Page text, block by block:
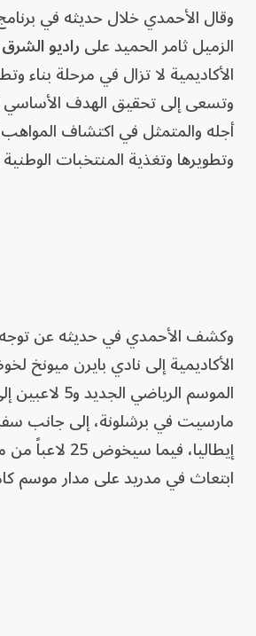
وقال الأحمدي خلال حديثه في
الزميل ثامر الحميد علىراديو الشرق
الأكاديمية لا تزال في مرحلة بناء
وتسعى إلى تحقيق الهدف
أجله والمتمثل في اكتشاف
وتطويرها وتغذية المنتخبات
الأكاديمية إلى نادي بايرن ميونخ
الموسم الرياضي
ابتعاث في مدريد على مدار موسم